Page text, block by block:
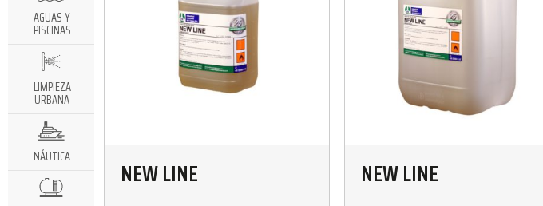
AGUAS Y
PISCINAS
LIMPIEZA
URBANA
NÁUTICA NEW LINE NEW LINE